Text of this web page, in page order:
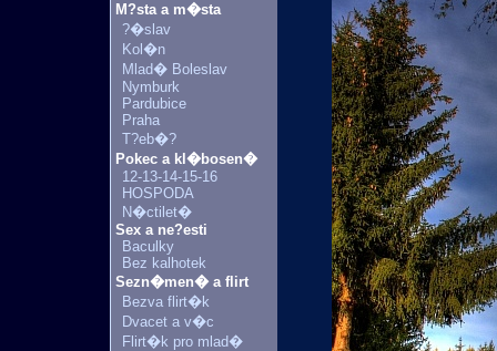
M?sta a m�sta
?�slav
Kol�n
Mlad� Boleslav
Nymburk
Pardubice
Praha
T?eb�?
Pokec a kl�bosen�
12-13-14-15-16
HOSPODA
N�ctilet�
Sex a ne?esti
Baculky
Bez kalhotek
Sezn�men� a flirt
Bezva flirt�k
Dvacet a v�c
Flirt�k pro mlad�